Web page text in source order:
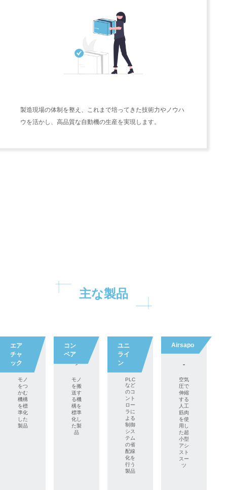
製造現場の体制を整え、これまで培ってきた技術力やノウハ
ウを活かし、高品質な自動機の生産を実現します。
主な製品
エア
チャ
ック
モノ
をつ
かむ
機構
を標
準化
した
製品
コン
ベア
モノ
を搬
送す
る機
構を
標準
化し
た製
品
ユニ
ライ
ン
PLC
など
のコ
ント
ロー
ラ に
よる
制御
シス
テム
の省
配線
化を
行う
製品
Airsapo
空気
圧で
伸縮
する
人工
筋肉
を使
用し
た超
小型
アシ
スト
スー
ツ